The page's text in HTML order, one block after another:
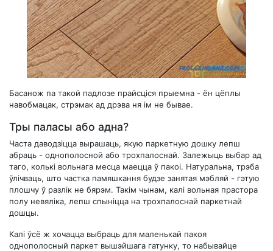
Басанож па такой падлозе прайсціся прыемна - ён цёплы
навобмацак, стрэмак ад дрэва ня ім не бывае.
Тры паласы або адна?
Часта даводзіцца вырашаць, якую паркетную дошку лепш
абраць - однополосной або трохпалоснай. Залежыць выбар ад
таго, колькі вольнага месца маецца ў пакоі. Натуральна, трэба
ўлічваць, што частка памяшкання будзе занятая мэбляй - гэтую
плошчу ў разлік не бярэм. Такім чынам, калі вольная прастора
полу невяліка, лепш спыніцца на трохпалоснай паркетнай
дошцы.
Калі ўсё ж хочацца выбраць для маленькай пакоя
однополосный паркет вышэйшага гатунку, то набывайце